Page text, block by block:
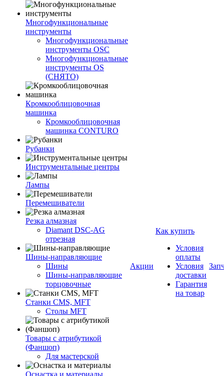
Многофункциональные
инструменты
Многофункциональные
инструменты OSC
Многофункциональные
инструменты OS
(СНЯТО)
Кромкооблицовочная
машинка
Кромкооблицовочная
машинка CONTURO
Рубанки
Инструментальные центры
Лампы
Перемешиватели
Резка алмазная
Diamant DSC-AG
отрезная
Шины-направляющие
Шины
Шины-направляющие
торцовочные
Станки CMS, MFT
Столы MFT
Товары с атрибутикой
(Фаншоп)
Для мастерской
Оснастка и материалы
Акции
Как купить
Условия
оплаты
Условия
доставки
Гарантия
на товар